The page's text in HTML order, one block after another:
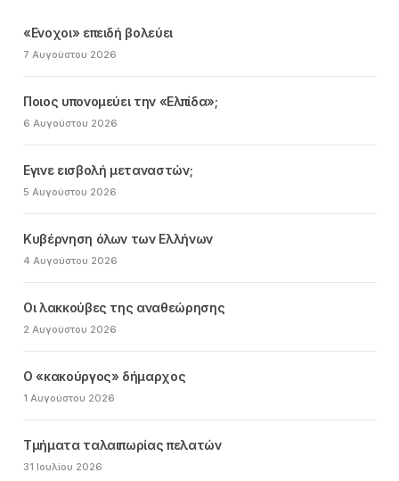
«Ενοχοι» επειδή βολεύει
7 Αυγούστου 2026
Ποιος υπονομεύει την «Ελπίδα»;
6 Αυγούστου 2026
Εγινε εισβολή μεταναστών;
5 Αυγούστου 2026
Κυβέρνηση όλων των Ελλήνων
4 Αυγούστου 2026
Οι λακκούβες της αναθεώρησης
2 Αυγούστου 2026
Ο «κακούργος» δήμαρχος
1 Αυγούστου 2026
Τμήματα ταλαιπωρίας πελατών
31 Ιουλίου 2026